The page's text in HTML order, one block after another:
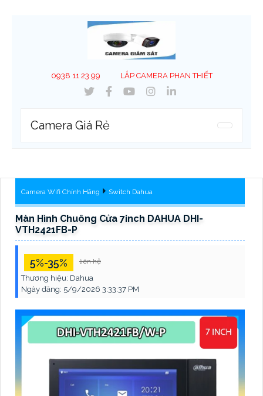
0938 11 23 99 LẮP CAMERA PHAN THIẾT
Camera Giá Rẻ
Camera Wifi Chính Hãng Switch Dahua
Màn Hình Chuông Cửa 7inch DAHUA DHI-
VTH2421FB-P
5%-35% liên hệ
Thương hiệu: Dahua
Ngày đăng: 5/9/2026 3:33:37 PM